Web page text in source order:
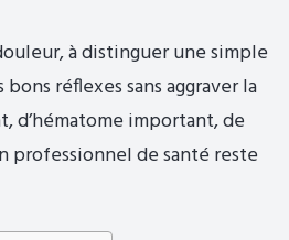
à distinguer une simple
réflexes sans aggraver la
d’hématome important, de
professionnel de santé reste